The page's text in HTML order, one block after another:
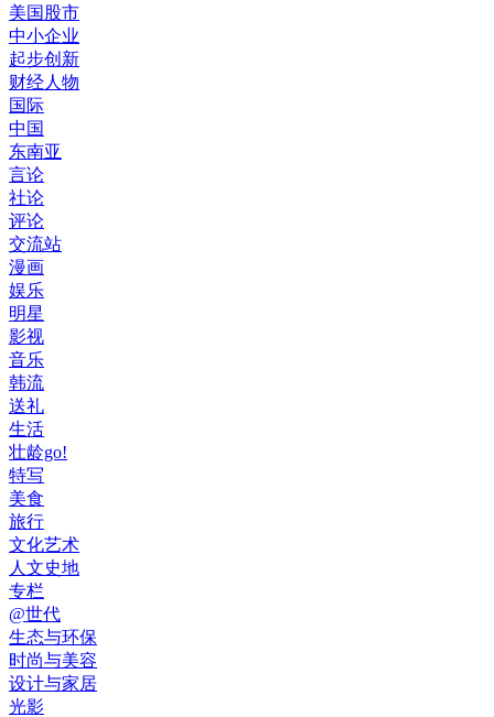
美国股市
中小企业
起步创新
财经人物
国际
中国
东南亚
言论
社论
评论
交流站
漫画
娱乐
明星
影视
音乐
韩流
送礼
生活
壮龄go!
特写
美食
旅行
文化艺术
人文史地
专栏
@世代
生态与环保
时尚与美容
设计与家居
光影